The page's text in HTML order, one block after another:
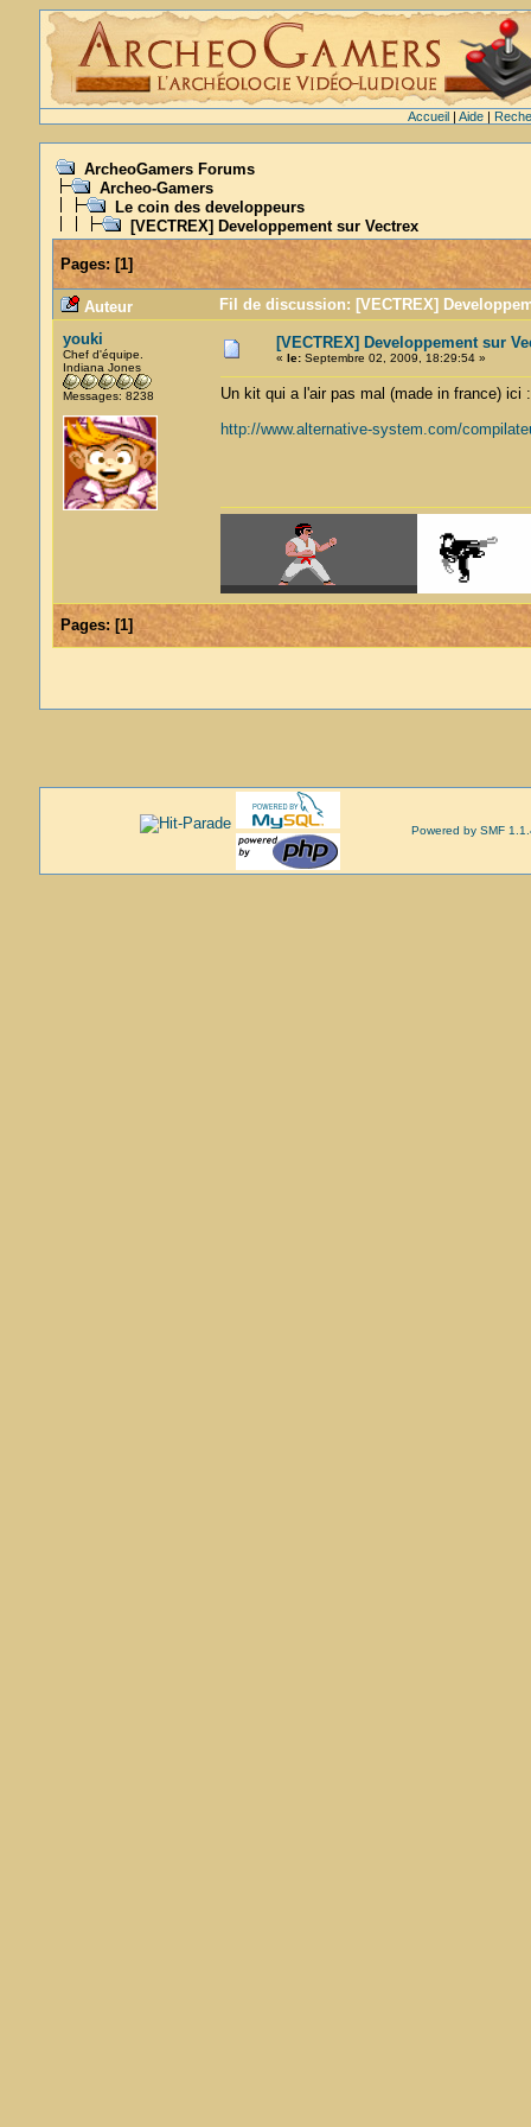
Accueil| Aide|
ArcheoGamers Forums
Archeo-Gamers
Le coin des developpeurs
[VECTREX] Developpement sur Vectrex
Pages:[1]
Auteur
Fil de discussion: [VECTREX]
youki
Chef d'équipe.
Indiana Jones
Messages: 8238
[VECTREX] Developpement sur
« le:Septembre 02, 2009, 18:29:54 »
Un kit qui a l'air pas mal (made in france) ici :
http://www.alternative-system.com/
Pages:[1]
Powered by SMF